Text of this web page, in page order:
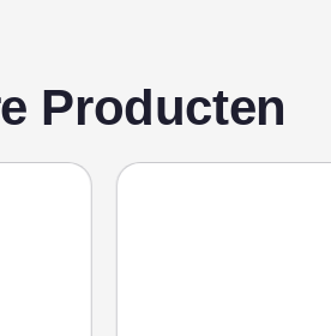
Producten